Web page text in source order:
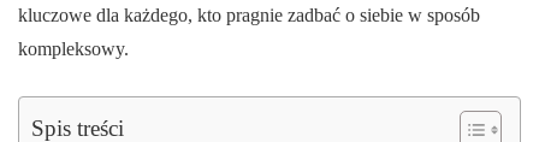
kluczowe dla każdego, kto pragnie zadbać o siebie w sposób
kompleksowy.
Spis treści